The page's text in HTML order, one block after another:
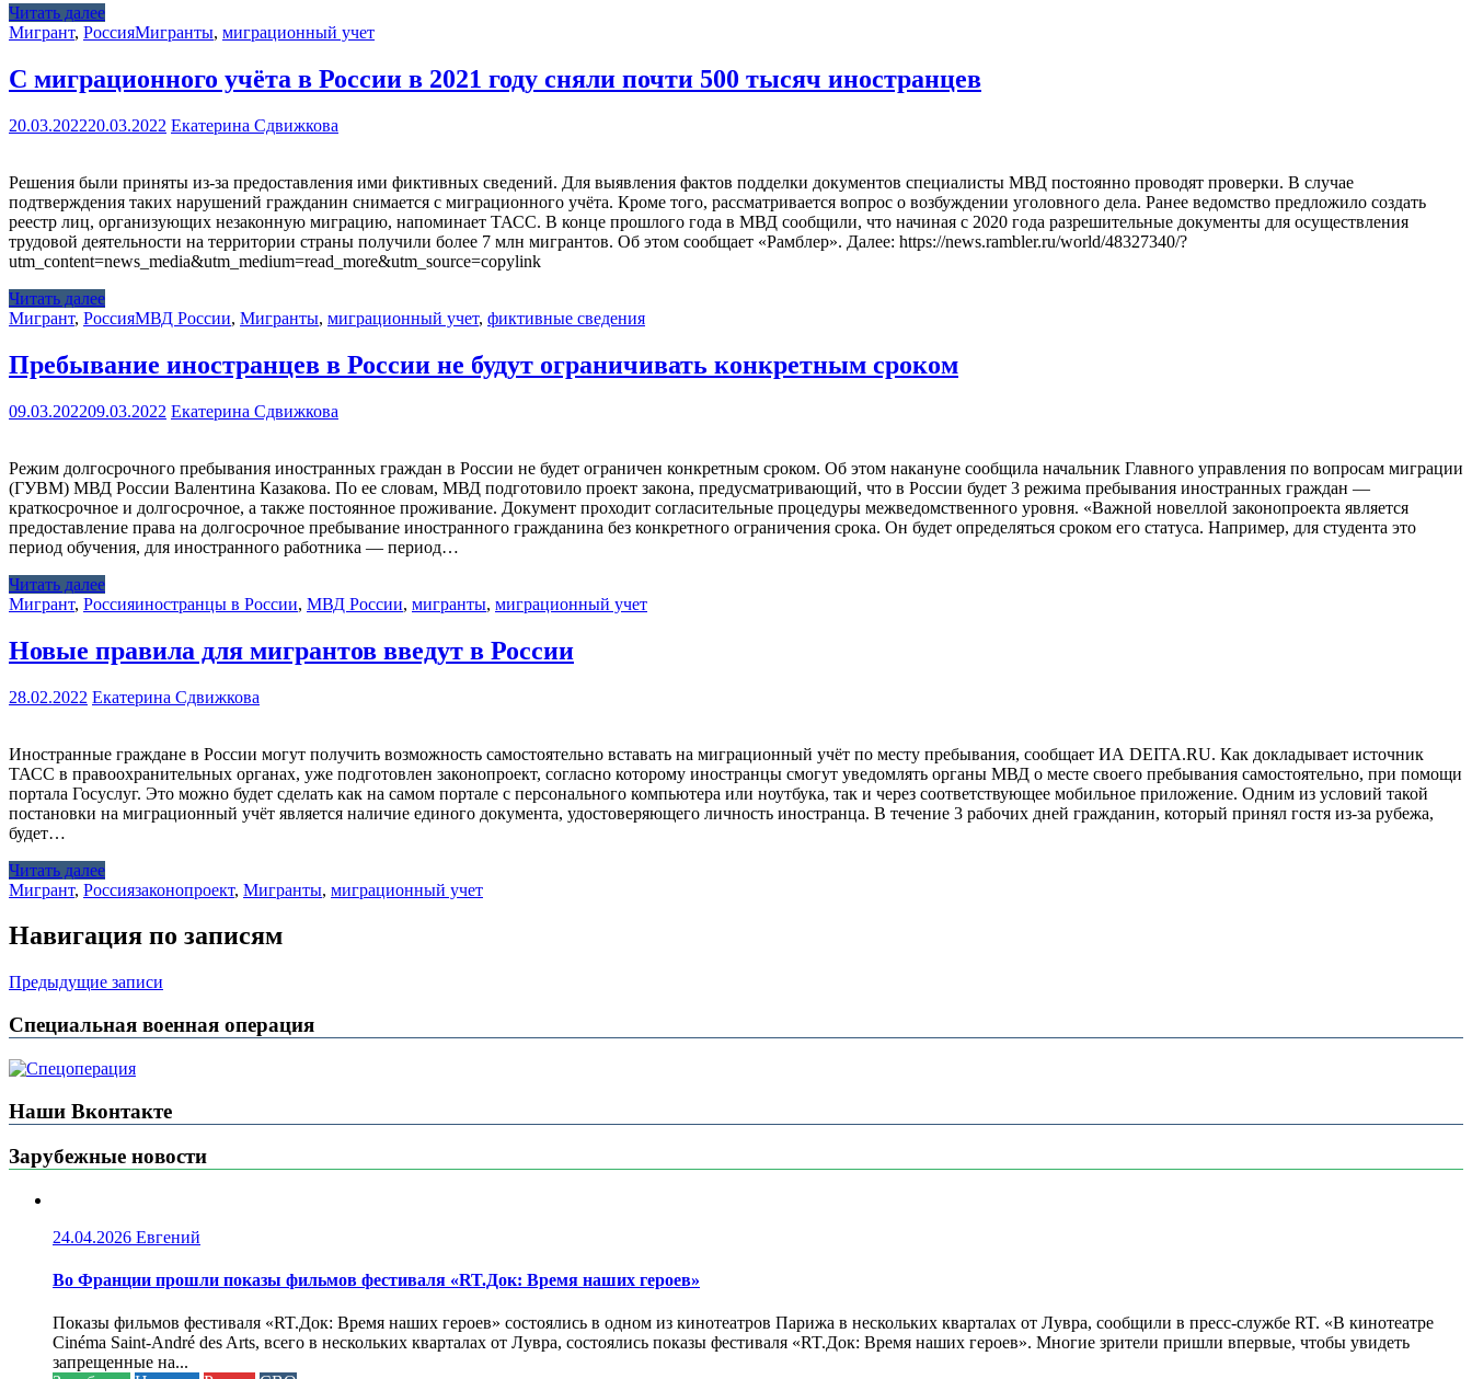
Читать далее
Мигрант, РоссияМигранты, миграционный учет
С миграционного учёта в России в 2021 году сняли почти 500 тысяч иностранцев
20.03.202220.03.2022 Екатерина Сдвижкова
Решения были приняты из-за предоставления ими фиктивных сведений. Для выявления фактов подделки документов специалисты МВД постоянно проводят проверки. В случае
подтверждения таких нарушений гражданин снимается с миграционного учёта. Кроме того, рассматривается вопрос о возбуждении уголовного дела. Ранее ведомство предложило создать
реестр лиц, организующих незаконную миграцию, напоминает ТАСС. В конце прошлого года в МВД сообщили, что начиная с 2020 года разрешительные документы для осуществления
трудовой деятельности на территории страны получили более 7 млн мигрантов. Об этом сообщает «Рамблер». Далее: https://news.rambler.ru/world/48327340/?
utm_content=news_media&utm_medium=read_more&utm_source=copylink
Читать далее
Мигрант, РоссияМВД России, Мигранты, миграционный учет, фиктивные сведения
Пребывание иностранцев в России не будут ограничивать конкретным сроком
09.03.202209.03.2022 Екатерина Сдвижкова
Режим долгосрочного пребывания иностранных граждан в России не будет ограничен конкретным сроком. Об этом накануне сообщила начальник Главного управления по вопросам миграции
(ГУВМ) МВД России Валентина Казакова. По ее словам, МВД подготовило проект закона, предусматривающий, что в России будет 3 режима пребывания иностранных граждан —
краткосрочное и долгосрочное, а также постоянное проживание. Документ проходит согласительные процедуры межведомственного уровня. «Важной новеллой законопроекта является
предоставление права на долгосрочное пребывание иностранного гражданина без конкретного ограничения срока. Он будет определяться сроком его статуса. Например, для студента это
период обучения, для иностранного работника — период…
Читать далее
Мигрант, Россияиностранцы в России, МВД России, мигранты, миграционный учет
Новые правила для мигрантов введут в России
28.02.2022 Екатерина Сдвижкова
Иностранные граждане в России могут получить возможность самостоятельно вставать на миграционный учёт по месту пребывания, сообщает ИА DEITA.RU. Как докладывает источник
ТАСС в правоохранительных органах, уже подготовлен законопроект, согласно которому иностранцы смогут уведомлять органы МВД о месте своего пребывания самостоятельно, при помощи
портала Госуслуг. Это можно будет сделать как на самом портале с персонального компьютера или ноутбука, так и через соответствующее мобильное приложение. Одним из условий такой
постановки на миграционный учёт является наличие единого документа, удостоверяющего личность иностранца. В течение 3 рабочих дней гражданин, который принял гостя из-за рубежа,
будет…
Читать далее
Мигрант, Россиязаконопроект, Мигранты, миграционный учет
Навигация по записям
Предыдущие записи
Специальная военная операция
Наши Вконтакте
Зарубежные новости
24.04.2026 Евгений
Во Франции прошли показы фильмов фестиваля «RT.Док: Время наших героев»
Показы фильмов фестиваля «RT.Док: Время наших героев» состоялись в одном из кинотеатров Парижа в нескольких кварталах от Лувра, сообщили в пресс-службе RT. «В кинотеатре
Cinéma Saint-André des Arts, всего в нескольких кварталах от Лувра, состоялись показы фестиваля «RT.Док: Время наших героев». Многие зрители пришли впервые, чтобы увидеть
запрещенные на...